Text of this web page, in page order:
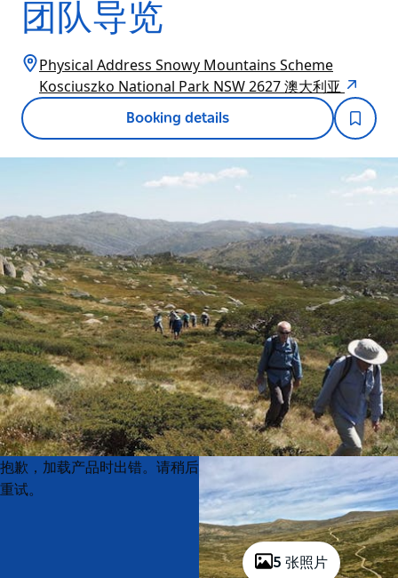
团队导览
Physical Address Snowy Mountains Scheme
Kosciuszko National Park NSW 2627 澳大利亚
Booking details
5 张照片
Product
List
Product
List
抱歉，加载产品时出错。请稍后
重试。